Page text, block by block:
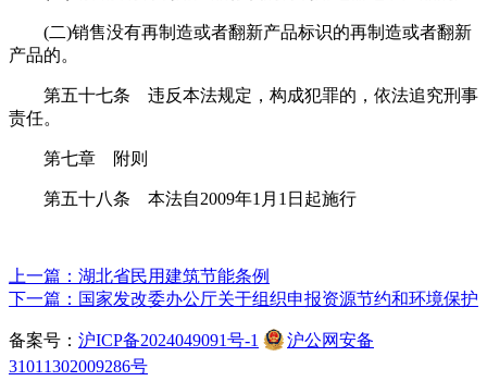
(二)销售没有再制造或者翻新产品标识的再制造或者翻新
产品的。
第五十七条 违反本法规定，构成犯罪的，依法追究刑事
责任。
第七章 附则
第五十八条 本法自2009年1月1日起施行
上一篇：湖北省民用建筑节能条例
下一篇：国家发改委办公厅关于组织申报资源节约和环境保护
备案号： 沪ICP备2024049091号-1
沪公网安备
31011302009286号